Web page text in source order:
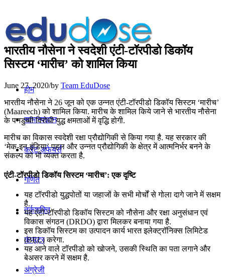
होम
सामान्यज्ञान
करेंट अफेयर्स
गणित
तर्कशक्ति
कंप्यूटर
अंग्रेजी
भारतीय नौसेना ने स्वदेशी एंटी-टॉरपीडो डिकॉय
सिस्टम ‘मारीच’ को शामिल किया
June 27, 2020/by Team EduDose
भारतीय नौसेना ने 26 जून को एक उन्नत एंटी-टॉरपीडो डिकॉय सिस्टम ‘मारीच’
(Maareech) को शामिल किया. मारीच के शामिल किये जाने से भारतीय नौसेना
के पनडुब्बी विरोधी युद्ध क्षमताओं में वृद्धि होगी.
मारीच का विकास स्वदेशी रक्षा प्रौद्योगिकी से किया गया है. यह सरकार की
‘मेक-इन-इंडिया’ पहल और उन्नत प्रौद्योगिकी के क्षेत्र में आत्मनिर्भर बनने के
संकल्प को भी व्यक्त करता है.
एंटी-टॉरपीडो डिकॉय सिस्टम ‘मारीच’: एक दृष्टि
यह टॉरपीडो युद्धपोतों या जहाजों के सभी मोर्चों से गोला दागे जाने में सक्षम
है.
यह एंटी-टॉरपीडो डिकॉय सिस्टम को नौसेना और रक्षा अनुसंधान एवं
विकास संगठन (DRDO) द्वारा मिलकर बनाया गया है.
इस डिकॉय सिस्टम का उत्पादन कार्य भारत इलेक्ट्रॉनिक्स लिमिटेड
(BEL) करेगा.
यह आने वाले टॉरपीडो को खोजने, उसकी स्थिति का पता लगाने और
बेअसर करने में सक्षम है.